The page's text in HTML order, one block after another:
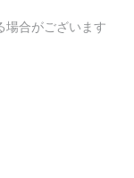
場合がございます